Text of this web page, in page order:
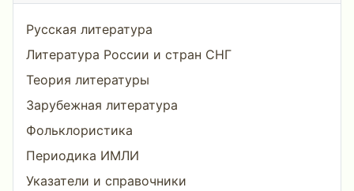
Русская литература
Литература России и стран СНГ
Теория литературы
Зарубежная литература
Фольклористика
Периодика ИМЛИ
Указатели и справочники